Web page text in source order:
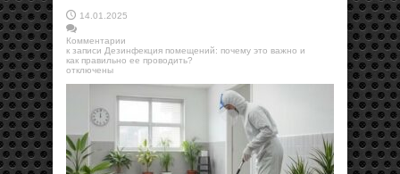
14.01.2025
Комментарии
к записи Дезинфекция помещений: почему это важно и
как правильно ее проводить?
отключены